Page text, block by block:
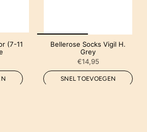
(7-11
Bellerose Socks Vigil H.
Grey
€14,95
SNEL TOEVOEGEN